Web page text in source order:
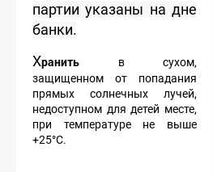
партии указаны на дне
банки.
Хранить в сухом,
защищенном от попадания
прямых солнечных лучей,
недоступном для детей месте,
при температуре не выше
+25°С.